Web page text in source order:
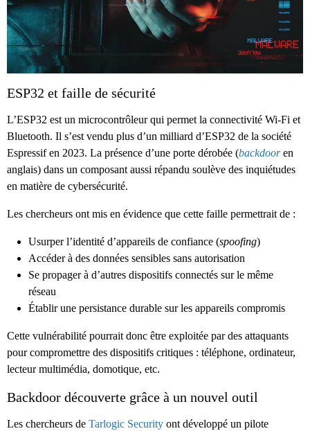
ESP32 et faille de sécurité
L’ESP32 est un microcontrôleur qui permet la connectivité Wi-Fi et
Bluetooth. Il s’est vendu plus d’un milliard d’ESP32 de la société
Espressif en 2023. La présence d’une porte dérobée (backdooren
anglais) dans un composant aussi répandu soulève des inquiétudes
en matière de cybersécurité.
Les chercheurs ont mis en évidence que cette faille permettrait de :
Usurper l’identité d’appareils de confiance (spoofing)
Accéder à des données sensibles sans autorisation
Se propager à d’autres dispositifs connectés sur le même
réseau
Établir une persistance durable sur les appareils compromis
Cette vulnérabilité pourrait donc être exploitée par des attaquants
pour compromettre des dispositifs critiques : téléphone, ordinateur,
lecteur multimédia, domotique, etc.
Backdoor découverte grâce à un nouvel outil
Les chercheurs de Tarlogic Security ont développé un pilote